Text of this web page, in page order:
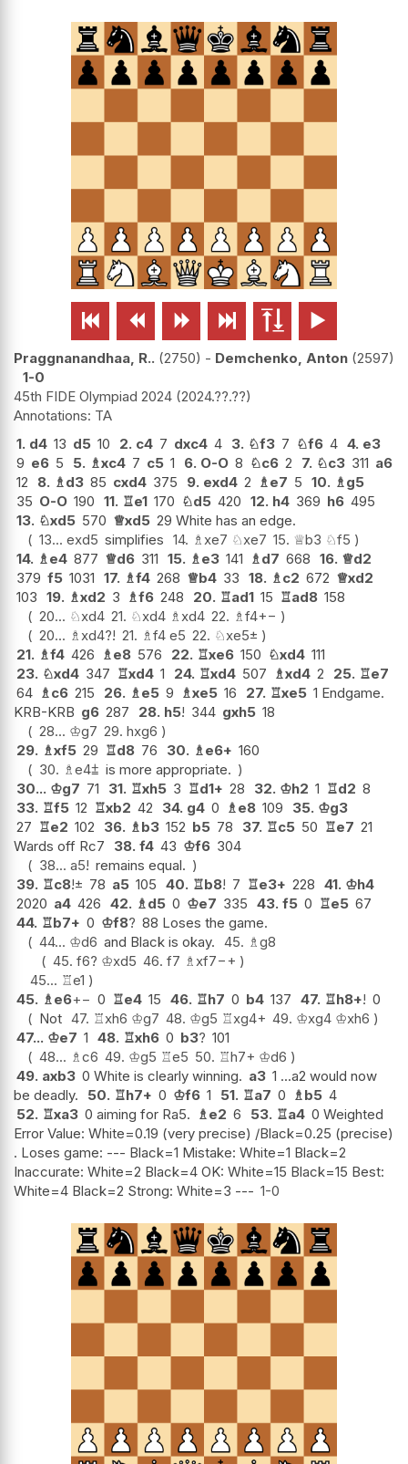
     
Praggnanandhaa, R.. 2750 - Demchenko, Anton 2597
1-0
45th FIDE Olympiad 2024 2024.??.??
TA
1. d4 13 d5 10 2. c4 7 dxc4 4 3. ♘f3 7 ♘f6 4 4. e3
9 e6 5 5. ♗xc4 7 c5 1 6. O-O 8 ♘c6 2 7. ♘c3 311 a6
12
8. ♗ d3 85 cxd4 375 9. exd4 2 ♗ e7 5 10. ♗ g5
35 O-O 190 11. ♖e1 170 ♘d5 420 12. h4 369 h6 495
13. ♘xd5 570 ♕xd5 29 White has an edge.
13... exd5 simplifies 14. ♗ xe7 ♘xe7 15. ♕b3 ♘f5
14. ♗ e4 877 ♕d6 311 15. ♗ e3 141 ♗ d7 668 16. ♕d2
379 f5 1031 17. ♗f4 268 ♕b4 33 18. ♗ c2 672 ♕xd2
103 19. ♗xd2 3 ♗f6 248 20. ♖ad1 15 ♖ad8 158
20... ♘xd4 21. ♘xd4 ♗ xd4 22. ♗f4+−
20... ♗ xd4?! 21. ♗f4 e5 22. ♘xe5±
21. ♗f4 426 ♗ e8 576 22. ♖xe6 150 ♘xd4 111
23. ♘xd4 347 ♖xd4 1 24. ♖xd4 507 ♗xd4 2 25. ♖e7
64 ♗ c6 215 26. ♗ e5 9 ♗xe5 16 27. ♖xe5 1 Endgame.
KRB-KRB g6 287 28. h5! 344 gxh5 18
28... ♔g7 29. hxg6
29. ♗xf5 29 ♖d8 76 30. ♗ e6+ 160
30. ♗e4⩲ is more appropriate.
30... ♔g7 71 31. ♖xh5 3 ♖d1+ 28 32. ♔h2 1 ♖d2 8
33. ♖f5 12 ♖xb2 42 34. g4 0 ♗ e8 109 35. ♔g3
27 ♖e2 102 36. ♗ b3 152 b5 78 37. ♖c5 50 ♖e7 21
Wards off Rc7
38. f4 43 ♔f6 304
38... a5! remains equal.
39. ♖c8!± 78 a5 105 40. ♖b8! 7 ♖e3+ 228 41. ♔h4
2020 a4 426 42. ♗ d5 0 ♔e7 335 43. f5 0 ♖e5 67
44. ♖b7+ 0 ♔f8? 88 Loses the game.
44... ♔d6 and Black is okay. 45. ♗g8
45. f6? ♔xd5 46. f7 ♗ xf7−+
45... ♖e1
45. ♗ e6+− 0 ♖e4 15 46. ♖h7 0 b4 137 47. ♖h8+! 0
Not 47. ♖xh6 ♔g7 48. ♔g5 ♖xg4+ 49. ♔xg4 ♔xh6
47... ♔e7 1 48. ♖xh6 0 b3? 101
48... ♗c6 49. ♔g5 ♖e5 50. ♖h7+ ♔d6
49. axb3 0 White is clearly winning. a3 1 ...a2 would now
be deadly.
50. ♖h7+ 0 ♔f6 1 51. ♖a7 0 ♗ b5 4
52. ♖xa3 0 aiming for Ra5. ♗ e2 6 53. ♖a4 0 Weighted
Error Value: White=0.19 (very precise) /Black=0.25 (precise)
. Loses game: --- Black=1 Mistake: White=1 Black=2
Inaccurate: White=2 Black=4 OK: White=15 Black=15 Best:
White=4 Black=2 Strong: White=3 --- 1-0